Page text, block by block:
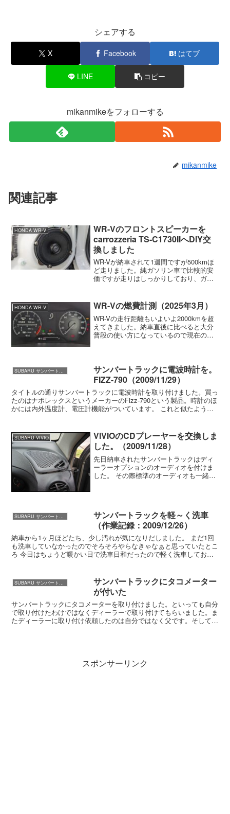
シェアする
X Facebook はてブ
LINE コピー
mikanmikeをフォローする
mikanmike
関連記事
HONDA WR-V
WR-Vのフロントスピーカーを
carrozzeria TS-C1730IIへDIY交
換しました
WR-Vが納車されて1週間ですが500kmほ
ど走りました。純ガソリン車で比較的安
価ですが走りはしっかりしており、ガソ
トスピーカーをDIYで交換してみたのでそ
の記録です。...
HONDA WR-V WR-Vの燃費計測（2025年3月）
WR-Vの走行距離もいよいよ2000kmを超
えてきました。納車直後に比べると大分
普段の使い方になっているので現在の満
す。これを満...
SUBARU サンバートラック
サンバートラックに電波時計を。
FIZZ-790（2009/11/29）
タイトルの通りサンバートラックに電波時計を取り付けました。買っ
たのはナポレックスというメーカーのFizz-790という製品。時計のほ
かには内外温度計、電圧計機能がついています。 これと似たような
SUBARU VIVIO
VIVIOのCDプレーヤーを交換しま
した。（2009/11/28）
先日納車されたサンバートラックはディ
ーラーオプションのオーディオを付けま
した。 その際標準のオーディオも一緒に
SUBARU サンバートラック
サンバートラックを軽～く洗車
（作業記録：2009/12/26）
納車から1ヶ月ほどたち、少し汚れが気になりだしました。 まだ1回
も洗車していなかったのでそろそろやらなきゃなぁと思っていたとこ
ろ 今日はちょうど暖かい日で洗車日和だったので軽く洗車しておき
SUBARU サンバートラック
サンバートラックにタコメーター
が付いた
サンバートラックにタコメーターを取り付けました。といっても自分
で取り付けたわけではなくディーラーで取り付けてもらいました。ま
たディーラーに取り付け依頼したのは自分ではなく父です。そしてそ
スポンサーリンク